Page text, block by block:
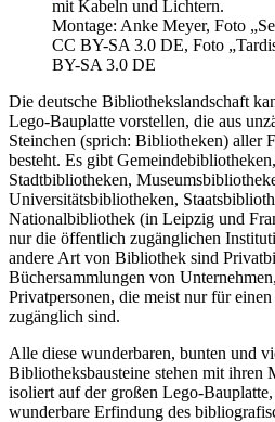
Montage: Anke Meyer, Foto
CC BY-SA 3.0 DE, Foto
BY-SA 3.0 DE
Die deutsche Bibliothekslandschaft
Lego-Bauplatte vorstellen, die aus
Steinchen (sprich: Bibliotheken) aller
besteht. Es gibt
Stadtbibliotheken,
Universitätsbibliotheken,
Nationalbibliothek (in Leipzig und
nur die öffentlich zugänglichen
andere Art von Bibliothek sind
Büchersammlungen von
Privatpersonen, die meist nur für
zugänglich sind.
Alle diese wunderbaren, bunten und
Bibliotheksbausteine stehen mit ihren
isoliert auf der großen Lego-
wunderbare Erfindung des